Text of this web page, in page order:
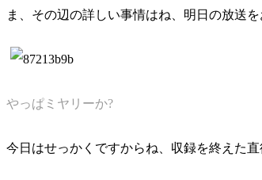
ま、その辺の詳しい事情はね、明日の放送
やっぱミヤリーか?
今日はせっかくですからね、収録を終えた